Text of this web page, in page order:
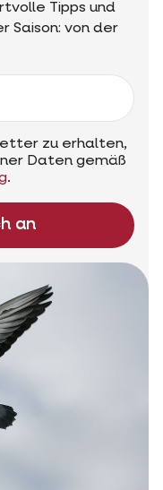
Tipps und
Saison: von der
zu erhalten,
Daten gemäß
.
an